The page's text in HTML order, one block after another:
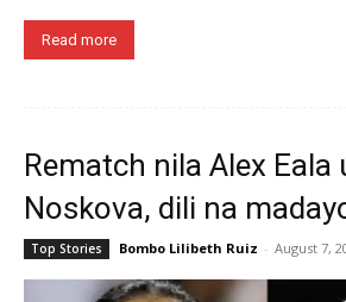
Read more
Rematch nila Alex Eala
Noskova, dili na
Top Stories Bombo Lilibeth Ruiz - August 7,